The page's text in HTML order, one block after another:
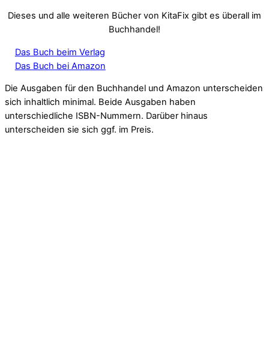
Dieses und alle weiteren Bücher von KitaFix gibt es überall im
Buchhandel!
Das Buch beim Verlag
Das Buch bei Amazon
Die Ausgaben für den Buchhandel und Amazon unterscheiden
sich inhaltlich minimal. Beide Ausgaben haben
unterschiedliche ISBN-Nummern. Darüber hinaus
unterscheiden sie sich ggf. im Preis.